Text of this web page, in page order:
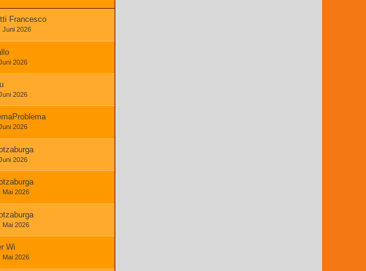
Francesco
Juni 2026
2026
2026
2026
2026
Mai 2026
Mai 2026
Wi
Mai 2026